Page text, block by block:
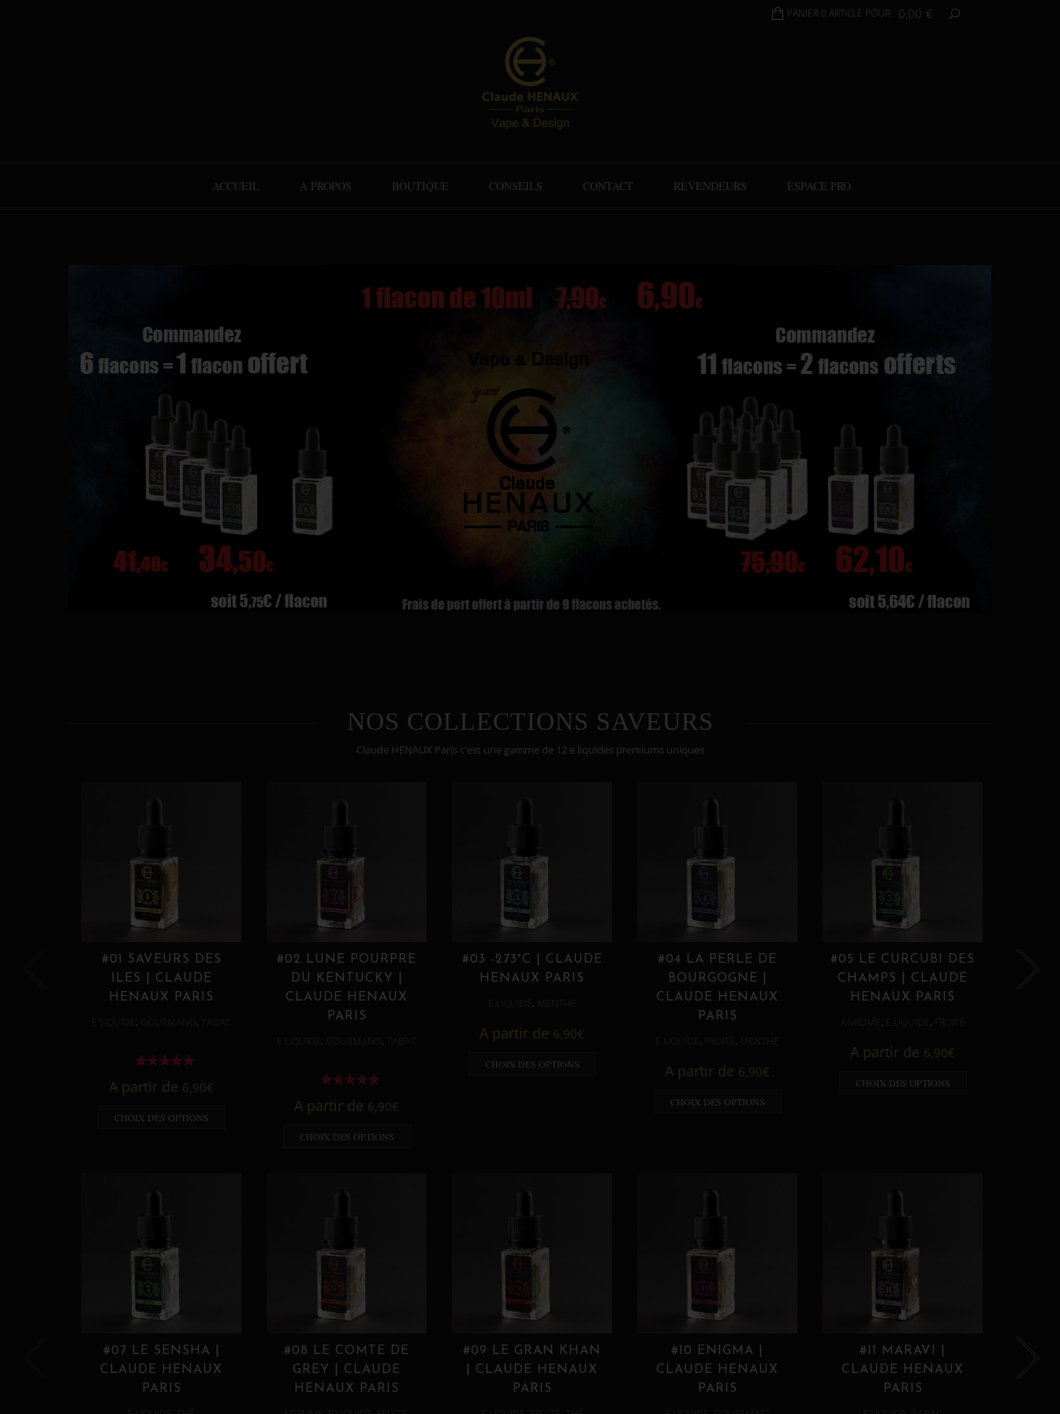
PANIER 0 ARTICLE POUR 0,00 €
ACCUEIL À PROPOS BOUTIQUE CONSEILS CONTACT REVENDEURS ESPACE PRO
NOS COLLECTIONS SAVEURS
Claude HENAUX Paris c'est une gamme de 12 e liquides premiums uniques
#01 SAVEURS DES
ILES | CLAUDE
HENAUX PARIS
, ,
A partir de 6,90€
CHOIX DES OPTIONS
#02 LUNE POURPRE
DU KENTUCKY |
CLAUDE HENAUX
PARIS
, ,
A partir de 6,90€
CHOIX DES OPTIONS
#03 -273°C | CLAUDE
HENAUX PARIS
,
A partir de 6,90€
CHOIX DES OPTIONS
#04 LA PERLE DE
BOURGOGNE |
CLAUDE HENAUX
PARIS
, ,
A partir de 6,90€
CHOIX DES OPTIONS
#05 LE CURCUBI DES
CHAMPS | CLAUDE
HENAUX PARIS
, ,
A partir de 6,90€
CHOIX DES OPTIONS
#07 LE SENSHA |
CLAUDE HENAUX
PARIS
#08 LE COMTE DE
GREY | CLAUDE
HENAUX PARIS
#09 LE GRAN KHAN
| CLAUDE HENAUX
PARIS
#10 ENIGMA |
CLAUDE HENAUX
PARIS
#11 MARAVI |
CLAUDE HENAUX
PARIS